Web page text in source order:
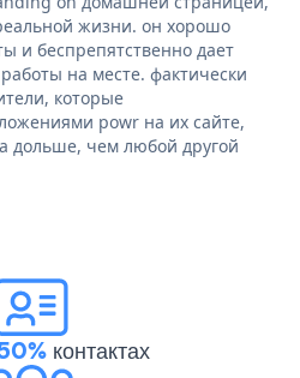
жизни. он хорошо
и беспрепятственно дает
на месте. фактически
которые
powr на их сайте,
дольше, чем любой другой
контактах